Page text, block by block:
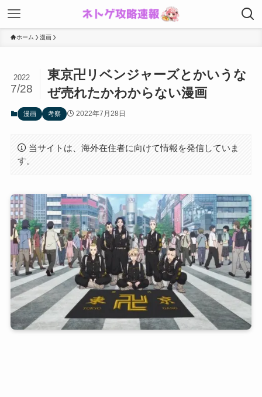
ホーム 漫画
東京卍リベンジャーズとかいうな
ぜ売れたかわからない漫画
2022
7/28
漫画 考察 2022年7月28日
当サイトは、海外在住者に向けて情報を発信していま
す。